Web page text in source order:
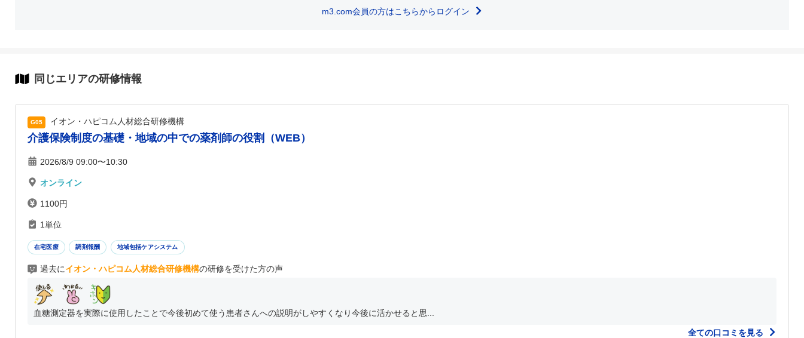
m3.com会員の方はこちらからログイン
同じエリアの研修情報
G05 イオン・ハピコム人材総合研修機構
介護保険制度の基礎・地域の中での薬剤師の役割（WEB）
2026/8/9 09:00〜10:30
オンライン
1100円
1単位
在宅医療 調剤報酬 地域包括ケアシステム
過去にイオン・ハピコム人材総合研修機構の研修を受けた方の声
血糖測定器を実際に使用したことで今後初めて使う患者さんへの説明がしやすくなり今後に活かせると思...
全ての口コミを見る